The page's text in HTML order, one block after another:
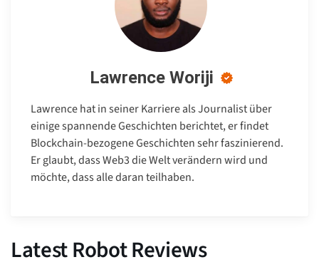
Lawrence Woriji
Lawrence hat in seiner Karriere als Journalist über
einige spannende Geschichten berichtet, er findet
Blockchain-bezogene Geschichten sehr faszinierend.
Er glaubt, dass Web3 die Welt verändern wird und
möchte, dass alle daran teilhaben.
Latest Robot Reviews